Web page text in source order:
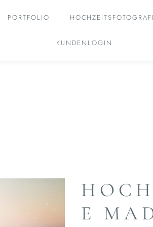
PORTFOLIO
KUNDENLOGIN
E
Madlen
und